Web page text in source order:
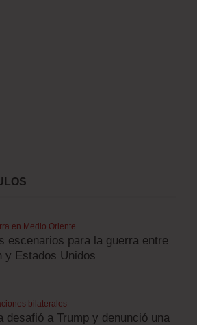
en Medio Oriente
escenarios para la guerra entre
y Estados Unidos
bilaterales
desafió a Trump y denunció una